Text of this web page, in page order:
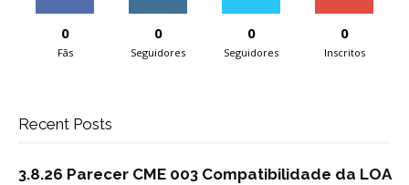
0
Fãs
0
Seguidores
0
Seguidores
0
Inscritos
Recent Posts
3.8.26 Parecer CME 003 Compatibilidade da LOA